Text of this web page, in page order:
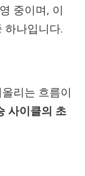
중이며, 이
하나입니다.
리는 흐름이
사이클의 초